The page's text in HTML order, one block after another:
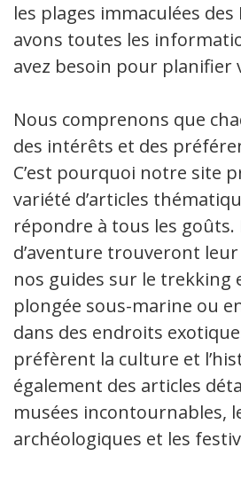
les plages immaculées
avons toutes les
avez besoin pour planifier
Nous comprenons que
des intérêts et des
C’est pourquoi notre site
variété d’articles
répondre à tous les goûts.
d’aventure trouveront
nos guides sur le trekking
plongée sous-marine ou
dans des endroits
préfèrent la culture et
également des articles
musées incontournables,
archéologiques et les